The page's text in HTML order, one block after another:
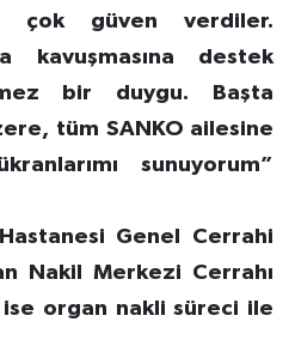
çok güven verdiler.
kavuşmasına destek
bir duygu. Başta
tüm SANKO ailesine
sunuyorum”
Genel Cerrahi
Nakil Merkezi Cerrahı
ise organ nakli süreci ile